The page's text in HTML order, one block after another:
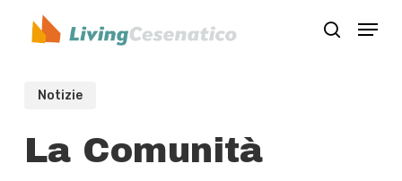
search
Menu
Notizie
La Comunità